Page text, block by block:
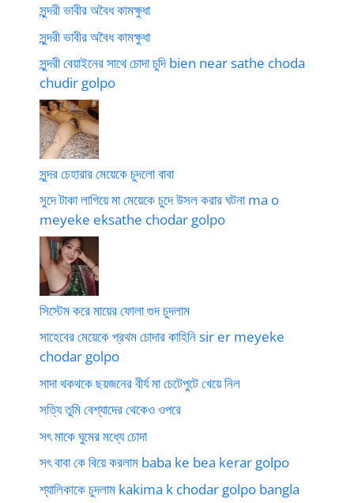
সুন্দরী ভাবীর অবৈধ কামক্ষুধা
সুন্দরী ভাবীর অবৈধ কামক্ষুধা
সুন্দরী বেয়াইনের সাথে চোদা চুদি bien near sathe choda
chudir golpo
সুন্দর চেহারার মেয়েকে চুদলো বাবা
সুদে টাকা লাগিয়ে মা মেয়েকে চুদে উসল করার ঘটনা ma o
meyeke eksathe chodar golpo
সিস্টেম করে মায়ের ফোলা গুদ চুদলাম
সাহেবের মেয়েকে প্রথম চোদার কাহিনি sir er meyeke
chodar golpo
সাদা থকথকে ছয়জনের বীর্য মা চেটেপুটে খেয়ে নিল
সত্যি তুমি বেশ্যাদের থেকেও ওপরে
সৎ মাকে ঘুমের মধ্যে চোদা
সৎ বাবা কে বিয়ে করলাম baba ke bea kerar golpo
শ্যালিকাকে চুদলাম kakima k chodar golpo bangla